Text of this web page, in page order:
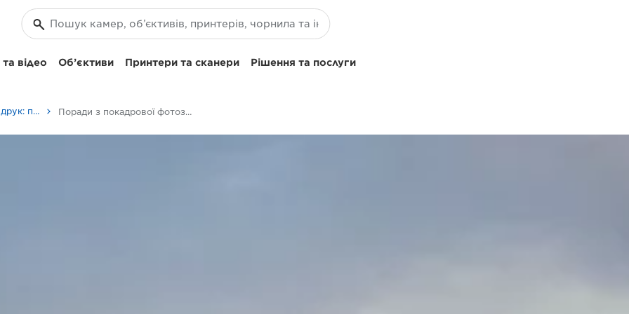
відео Об’єктиви Принтери та сканери Рішення та послуги
Фотографування та друк: поради та методи Поради з покадрової фотозйомки пейзажів